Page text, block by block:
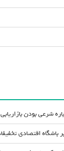
شرعی بودن
باشگاه اقتصادی